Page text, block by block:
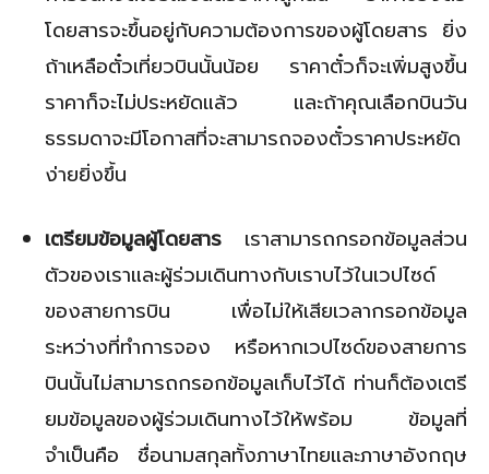
โดยสารจะขึ้นอยู่กับความต้องการของผู้โดยสาร ยิ่ง
ถ้าเหลือตั๋วเที่ยวบินนั้นน้อย ราคาตั๋วก็จะเพิ่มสูงขึ้น
ราคาก็จะไม่ประหยัดแล้ว และถ้าคุณเลือกบินวัน
ธรรมดาจะมีโอกาสที่จะสามารถจองตั๋วราคาประหยัด
ง่ายยิ่งขึ้น
เตรียมข้อมูลผู้โดยสาร เราสามารถกรอกข้อมูลส่วน
ตัวของเราและผู้ร่วมเดินทางกับเราบไว้ในเวปไซด์
ของสายการบิน เพื่อไม่ให้เสียเวลากรอกข้อมูล
ระหว่างที่ทำการจอง หรือหากเวปไซด์ของสายการ
บินนั้นไม่สามารถกรอกข้อมูลเก็บไว้ได้ ท่านก็ต้องเตรี
ยมข้อมูลของผู้ร่วมเดินทางไว้ให้พร้อม ข้อมูลที่
จำเป็นคือ ชื่อนามสกุลทั้งภาษาไทยและภาษาอังกฤษ